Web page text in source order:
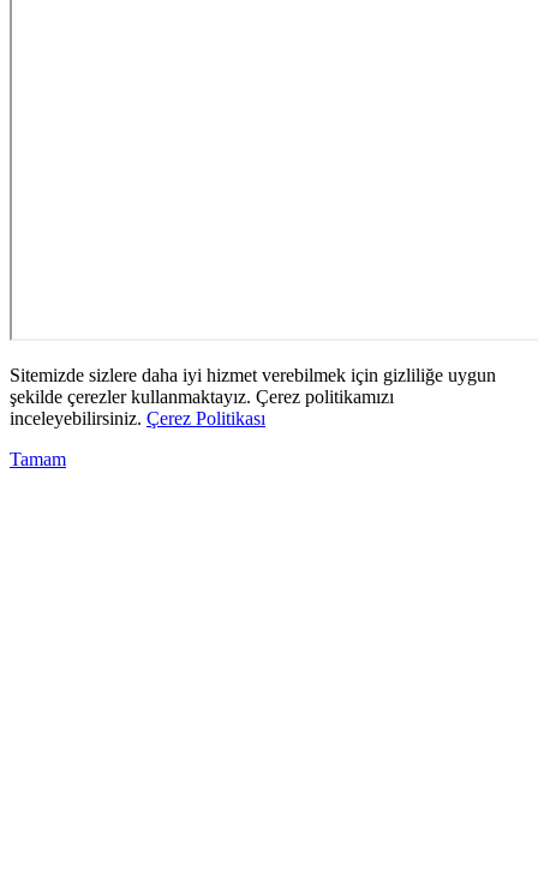
Sitemizde sizlere daha iyi hizmet verebilmek için gizliliğe uygun
şekilde çerezler kullanmaktayız. Çerez politikamızı
inceleyebilirsiniz. Çerez Politikası
Tamam